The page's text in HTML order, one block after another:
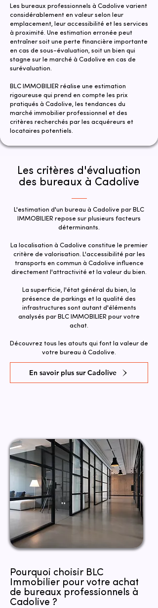
​Les bureaux professionnels à Cadolive varient
considérablement en valeur selon leur
emplacement, leur accessibilité et les services
à proximité. Une estimation erronée peut
entraîner soit une perte financière importante
en cas de sous-évaluation, soit un bien qui
stagne sur le marché à Cadolive en cas de
surévaluation.
​​BLC IMMOBILIER réalise une estimation
rigoureuse qui prend en compte les prix
pratiqués à Cadolive, les tendances du
marché immobilier professionnel et des
critères recherchés par les acquéreurs et
locataires potentiels.
Les critères d'évaluation
des bureaux à Cadolive
L'estimation d'un bureau à Cadolive par BLC
IMMOBILIER repose sur plusieurs facteurs
déterminants.
La localisation à Cadolive constitue le premier
critère de valorisation. L'accessibilité par les
transports en commun à Cadolive influence
directement l'attractivité et la valeur du bien.​
La superficie, l'état général du bien, la
présence de parkings et la qualité des
infrastructures sont autant d'éléments
analysés par BLC IMMOBILIER pour votre
achat.
Découvrez tous les atouts qui font la valeur de
votre bureau à Cadolive.
En savoir plus sur Cadolive
Pourquoi choisir BLC
Immobilier pour votre achat
de bureaux professionnels à
Cadolive ?